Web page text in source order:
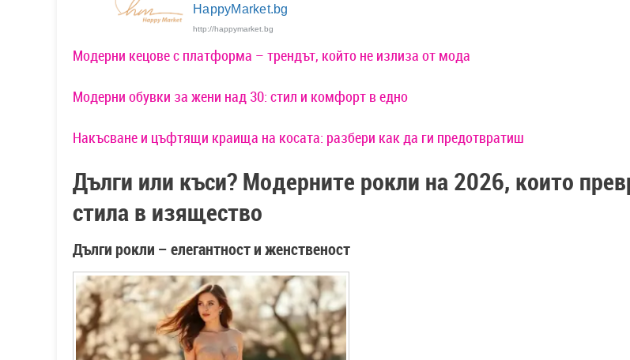
HappyMarket.bg
http://happymarket.bg
Модерни кецове с платформа – трендът, който не излиза от мода
Модерни обувки за жени над 30: стил и комфорт в едно
Накъсване и цъфтящи краища на косата: разбери как да ги предотвратиш
Дълги или къси? Модерните рокли на 2026, които
стила в изящество
Дълги рокли – елегантност и женственост